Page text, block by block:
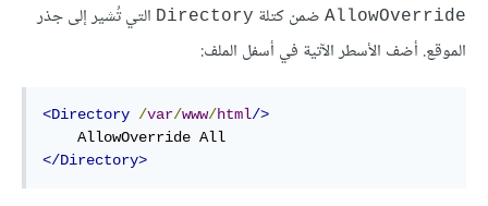
AllowOverride ضمن كتلة Directory التي تُشير إلى جذر
الموقع. أضف الأسطر الآتية في أسفل الملف:
<Directory /var/www/html/>
    AllowOverride
All
</Directory>